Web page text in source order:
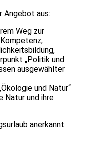
Angebot aus:
Weg zur
„Politik und
ausgewählter
und Natur“
Natur und ihre
anerkannt.